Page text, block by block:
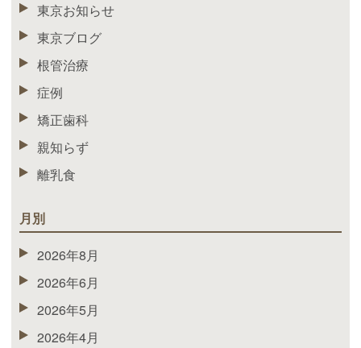
東京お知らせ
東京ブログ
根管治療
症例
矯正歯科
親知らず
離乳食
月別
2026年8月
2026年6月
2026年5月
2026年4月